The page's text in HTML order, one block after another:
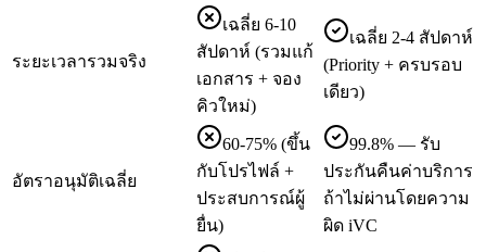
ระยะเวลารวมจริง
เฉลี่ย 6-10
สัปดาห์ (รวมแก้
เอกสาร + จอง
คิวใหม่)
เฉลี่ย 2-4 สัปดาห์
(Priority + ครบรอบ
เดียว)
อัตราอนุมัติเฉลี่ย
60-75% (ขึ้น
กับโปรไฟล์ +
ประสบการณ์ผู้
ยื่น)
99.8% — รับ
ประกันคืนค่าบริการ
ถ้าไม่ผ่านโดยความ
ผิด iVC